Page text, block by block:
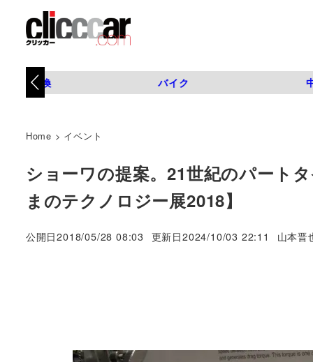
タイヤ交換 バイク
Home > イベント
ショーワの提案。21世紀のパート
まのテクノロジー展2018】
公開日2018/05/28 08:03 更新日2024/10/03 22:11
著
山本晋